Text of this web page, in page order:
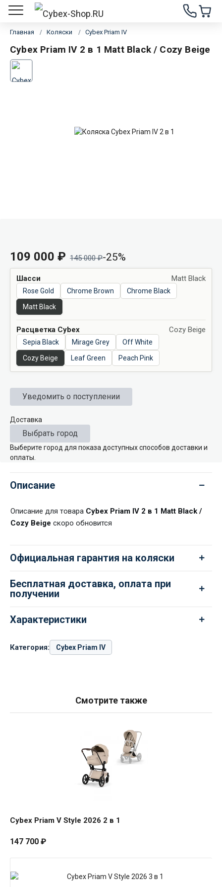
Главная Коляски Cybex Priam IV
Cybex Priam IV 2 в 1 Matt Black / Cozy Beige
109 000 ₽ 145 000₽-25%
Шасси Matt Black
Rose Gold Chrome Brown
Chrome Black
Matt Black
Расцветка Cybex Cozy Beige
Sepia Black Mirage Grey
Off White
Cozy Beige
Leaf Green Peach Pink
Уведомить о поступлении
Доставка
Выбрать город
Выберите город для показа доступных способов доставки и
оплаты.
Описание
Описание для товара Cybex Priam IV 2 в 1 Matt Black /
Cozy Beige скоро обновится
Официальная гарантия на коляски
Бесплатная доставка, оплата при
получении
Характеристики
Категория: Cybex Priam IV
Смотрите также
Cybex Priam V Style 2026 2 в 1
147 700 ₽
Priam
V